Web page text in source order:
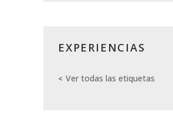
EXPERIENCIAS
Ver todas las etiquetas